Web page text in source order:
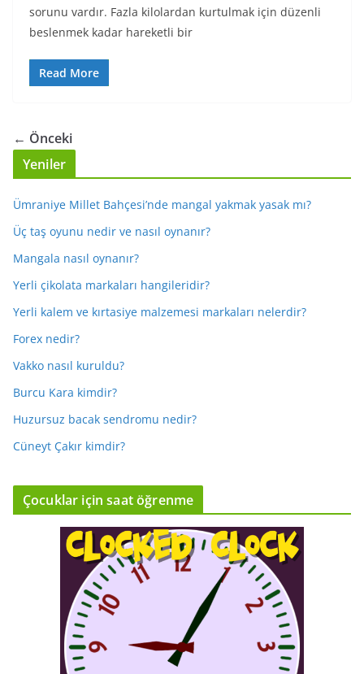
sorunu vardır. Fazla kilolardan kurtulmak için düzenli
beslenmek kadar hareketli bir
Read More
← Önceki
Yeniler
Ümraniye Millet Bahçesi’nde mangal yakmak yasak mı?
Üç taş oyunu nedir ve nasıl oynanır?
Mangala nasıl oynanır?
Yerli çikolata markaları hangileridir?
Yerli kalem ve kırtasiye malzemesi markaları nelerdir?
Forex nedir?
Vakko nasıl kuruldu?
Burcu Kara kimdir?
Huzursuz bacak sendromu nedir?
Cüneyt Çakır kimdir?
Çocuklar için saat öğrenme